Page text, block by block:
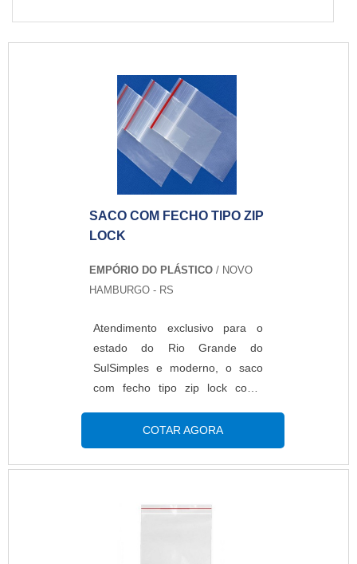
SACO COM FECHO TIPO ZIP
LOCK
EMPÓRIO DO PLÁSTICO / NOVO
HAMBURGO - RS
Atendimento exclusivo para o
estado do Rio Grande do
SulSimples e moderno, o saco
com fecho tipo zip lock conta
excelente que atrai muitos
empresas. O saco zipado é
fabricado com polietileno de
Impressos ou lisos,
COTAR AGORA